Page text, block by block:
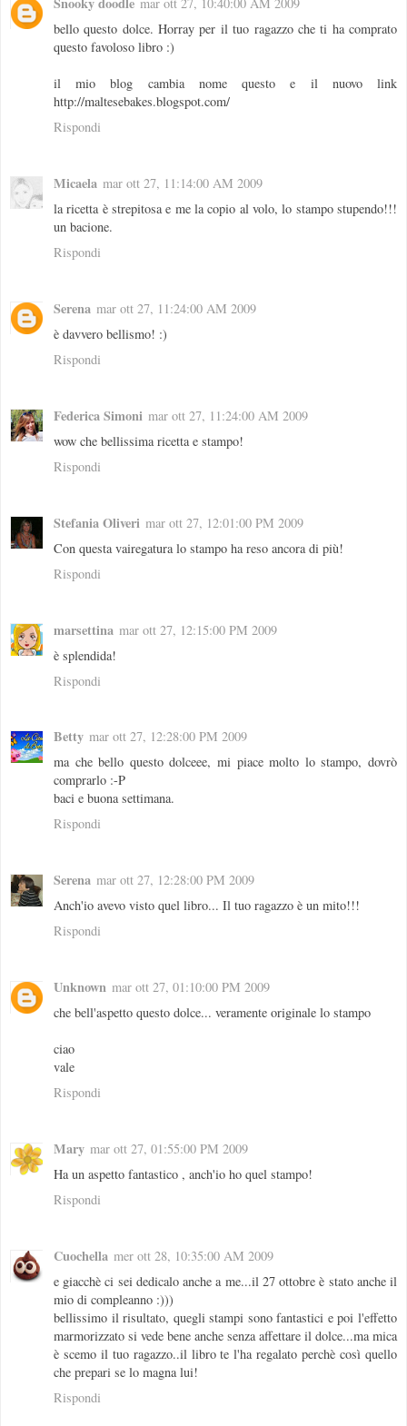
bello questo dolce. Horray per il tuo ragazzo che ti ha comprato
questo favoloso libro :)
il mio blog cambia nome questo e il nuovo link
http://maltesebakes.blogspot.com/
Rispondi
Micaela mar ott 27, 11:14:00 AM 2009
la ricetta è strepitosa e me la copio al volo, lo stampo stupendo!!!
un bacione.
Rispondi
Serena mar ott 27, 11:24:00 AM 2009
è davvero bellismo! :)
Rispondi
Federica Simoni mar ott 27, 11:24:00 AM 2009
wow che bellissima ricetta e stampo!
Rispondi
Stefania Oliveri mar ott 27, 12:01:00 PM 2009
Con questa vairegatura lo stampo ha reso ancora di più!
Rispondi
marsettina mar ott 27, 12:15:00 PM 2009
è splendida!
Rispondi
Betty mar ott 27, 12:28:00 PM 2009
ma che bello questo dolceee, mi piace molto lo stampo, dovrò
comprarlo :-P
baci e buona settimana.
Rispondi
Serena mar ott 27, 12:28:00 PM 2009
Anch'io avevo visto quel libro... Il tuo ragazzo è un mito!!!
Rispondi
Unknown mar ott 27, 01:10:00 PM 2009
che bell'aspetto questo dolce... veramente originale lo stampo
ciao
vale
Rispondi
Mary mar ott 27, 01:55:00 PM 2009
Ha un aspetto fantastico , anch'io ho quel stampo!
Rispondi
Cuochella mer ott 28, 10:35:00 AM 2009
e giacchè ci sei dedicalo anche a me...il 27 ottobre è stato anche il
mio di compleanno :)))
bellissimo il risultato, quegli stampi sono fantastici e poi l'effetto
marmorizzato si vede bene anche senza affettare il dolce...ma mica
è scemo il tuo ragazzo..il libro te l'ha regalato perchè così quello
che prepari se lo magna lui!
Rispondi